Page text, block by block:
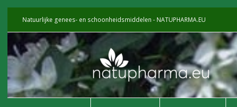
Natuurlijke genees- en schoonheidsmiddelen - NATUPHARMA.EU